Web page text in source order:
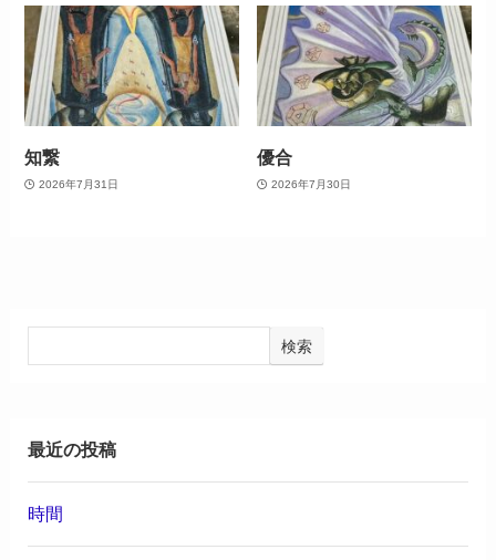
知繋
2026年7月31日
優合
2026年7月30日
検索
最近の投稿
時間